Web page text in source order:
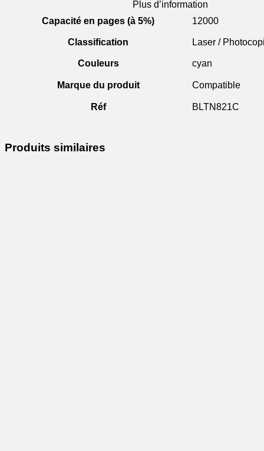
Plus d’information
Capacité en pages (à 5%)
12000
Classification Laser /
Couleurs cyan
Marque du produit Compatible
Réf BLTN821C
Produits similaires